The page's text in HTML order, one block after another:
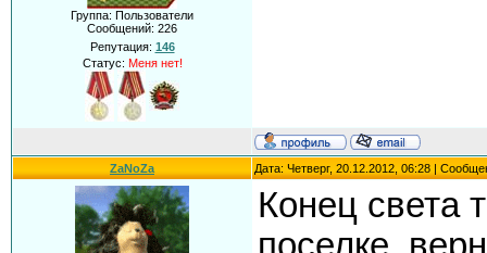
Группа: Пользователи
Сообщений: 226
Репутация: 146
Статус: Меня нет!
ZaNoZa Дата: Четверг, 20.12.2012, 06:28 |
Конец света